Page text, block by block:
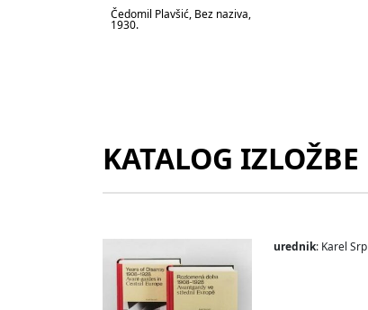
Čedomil Plavšić, Bez naziva,
1930.
KATALOG IZLOŽBE
urednik: Karel Srp